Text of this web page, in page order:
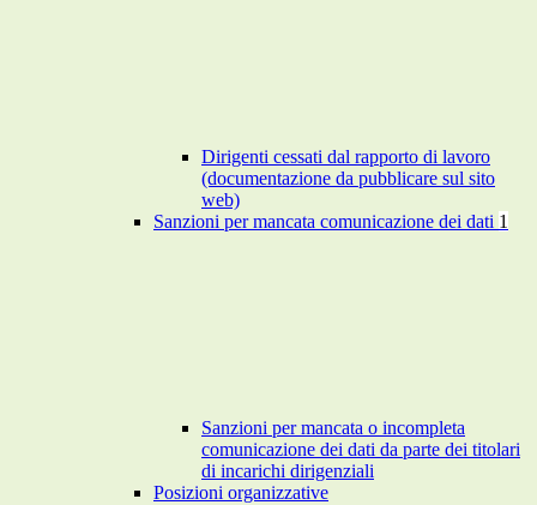
Dirigenti cessati dal rapporto di lavoro
(documentazione da pubblicare sul sito
web)
Sanzioni per mancata comunicazione dei dati 1
Sanzioni per mancata o incompleta
comunicazione dei dati da parte dei titolari
di incarichi dirigenziali
Posizioni organizzative